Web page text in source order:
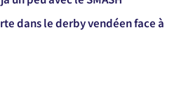
dans le derby vendéen face à